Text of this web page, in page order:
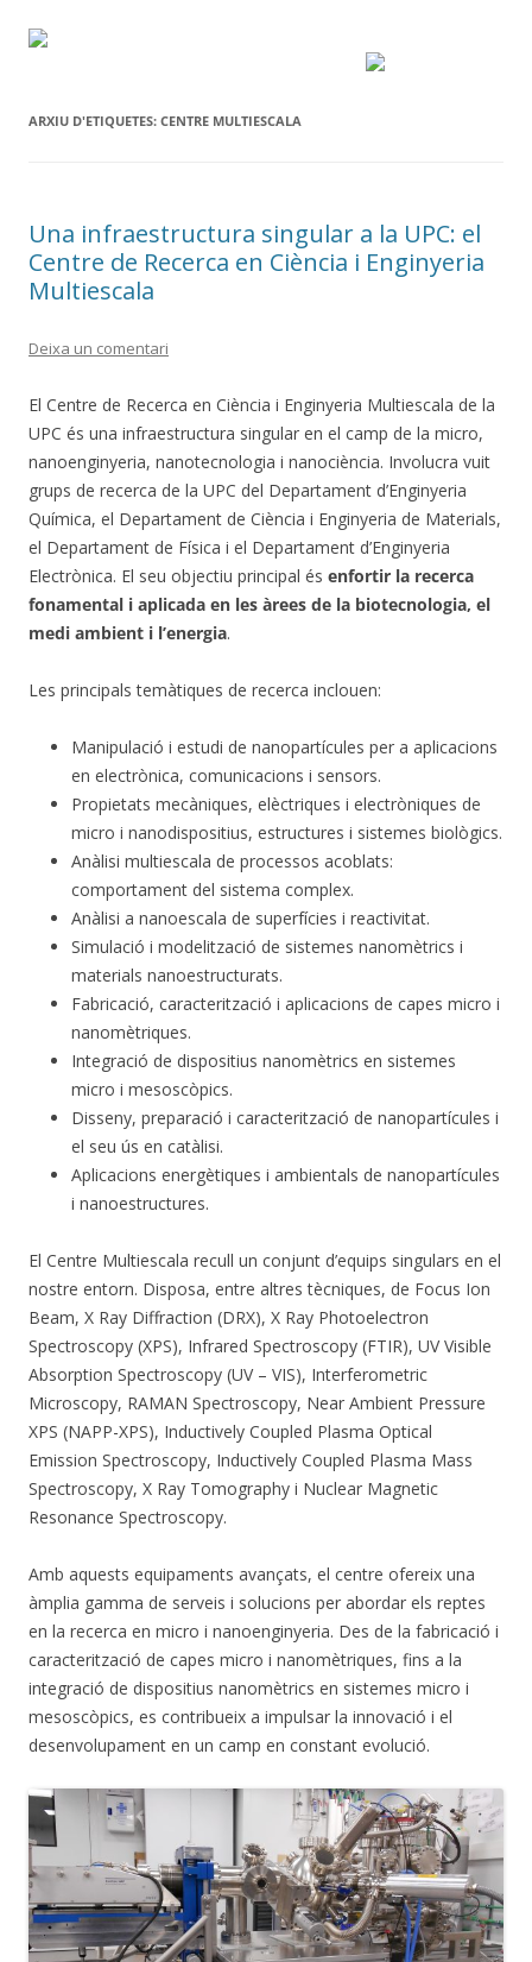
ARXIU D'ETIQUETES: CENTRE MULTIESCALA
Una infraestructura singular a la UPC: el
Centre de Recerca en Ciència i Enginyeria
Multiescala
Deixa un comentari
El Centre de Recerca en Ciència i Enginyeria Multiescala de la
UPC és una infraestructura singular en el camp de la micro,
nanoenginyeria, nanotecnologia i nanociència. Involucra vuit
grups de recerca de la UPC del Departament d’Enginyeria
Química, el Departament de Ciència i Enginyeria de Materials,
el Departament de Física i el Departament d’Enginyeria
Electrònica. El seu objectiu principal és enfortir la recerca
fonamental i aplicada en les àrees de la biotecnologia, el
medi ambient i l’energia.
Les principals temàtiques de recerca inclouen:
Manipulació i estudi de nanopartícules per a aplicacions
en electrònica, comunicacions i sensors.
Propietats mecàniques, elèctriques i electròniques de
micro i nanodispositius, estructures i sistemes biològics.
Anàlisi multiescala de processos acoblats:
comportament del sistema complex.
Anàlisi a nanoescala de superfícies i reactivitat.
Simulació i modelització de sistemes nanomètrics i
materials nanoestructurats.
Fabricació, caracterització i aplicacions de capes micro i
nanomètriques.
Integració de dispositius nanomètrics en sistemes
micro i mesoscòpics.
Disseny, preparació i caracterització de nanopartícules i
el seu ús en catàlisi.
Aplicacions energètiques i ambientals de nanopartícules
i nanoestructures.
El Centre Multiescala recull un conjunt d’equips singulars en el
nostre entorn. Disposa, entre altres tècniques, de Focus Ion
Beam, X Ray Diffraction (DRX), X Ray Photoelectron
Spectroscopy (XPS), Infrared Spectroscopy (FTIR), UV Visible
Absorption Spectroscopy (UV – VIS), Interferometric
Microscopy, RAMAN Spectroscopy, Near Ambient Pressure
XPS (NAPP-XPS), Inductively Coupled Plasma Optical
Emission Spectroscopy, Inductively Coupled Plasma Mass
Spectroscopy, X Ray Tomography i Nuclear Magnetic
Resonance Spectroscopy.
Amb aquests equipaments avançats, el centre ofereix una
àmplia gamma de serveis i solucions per abordar els reptes
en la recerca en micro i nanoenginyeria. Des de la fabricació i
caracterització de capes micro i nanomètriques, fins a la
integració de dispositius nanomètrics en sistemes micro i
mesoscòpics, es contribueix a impulsar la innovació i el
desenvolupament en un camp en constant evolució.